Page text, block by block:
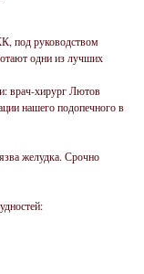
под руководством
одни из лучших
врач-хирург Лютов
нашего подопечного в
желудка. Срочно